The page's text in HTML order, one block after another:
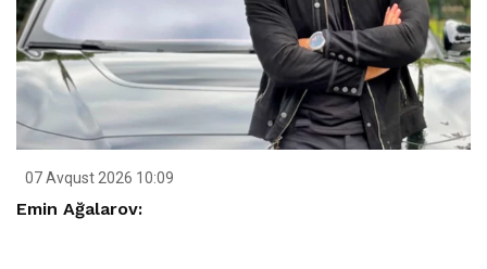
07 Avqust 2026 10:09
Emin Ağalarov: